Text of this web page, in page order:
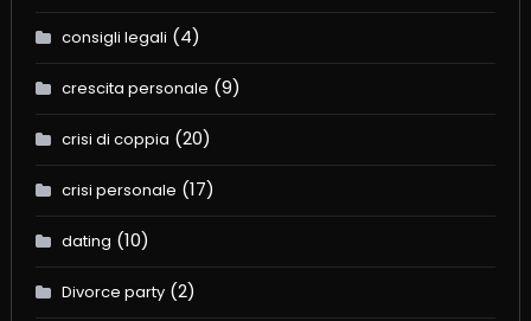
consigli legali (4)
crescita personale (9)
crisi di coppia (20)
crisi personale (17)
dating (10)
Divorce party(2)